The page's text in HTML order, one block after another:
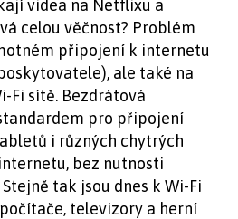
videa na Netflixu a
celou věčnost? Problém
připojení k internetu
ale také na
Fi sítě. Bezdrátová
pro připojení
i různých chytrých
bez nutnosti
tak jsou dnes k Wi-Fi
televizory a herní